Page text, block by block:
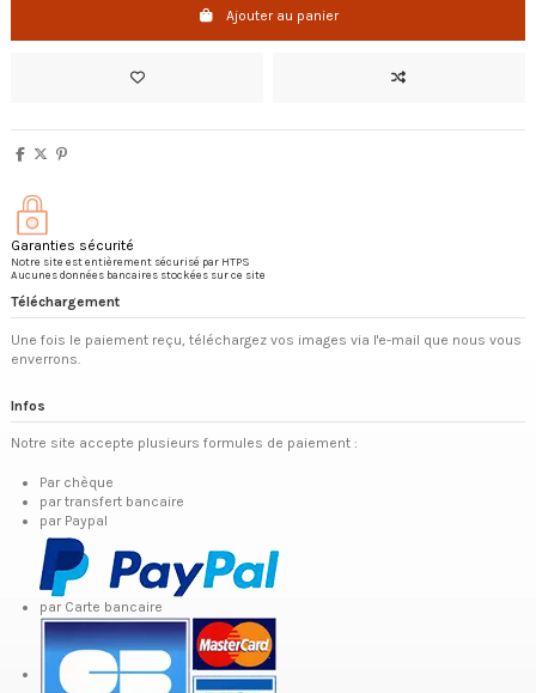
Ajouter au panier
Garanties sécurité
Notre site est entièrement sécurisé par HTPS
Aucunes données bancaires stockées sur ce site
Téléchargement
Une fois le paiement reçu, téléchargez vos images via l'e-mail que nous vous
enverrons.
Infos
Notre site accepte plusieurs formules de paiement :
Par chèque
par transfert bancaire
par Paypal
par Carte bancaire